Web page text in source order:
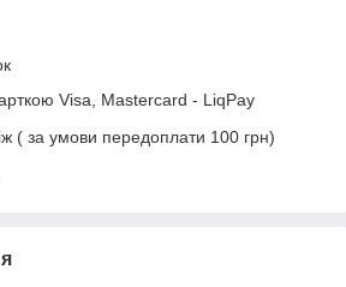
Visa, Mastercard - LiqPay
( за умови передоплати 100 грн)